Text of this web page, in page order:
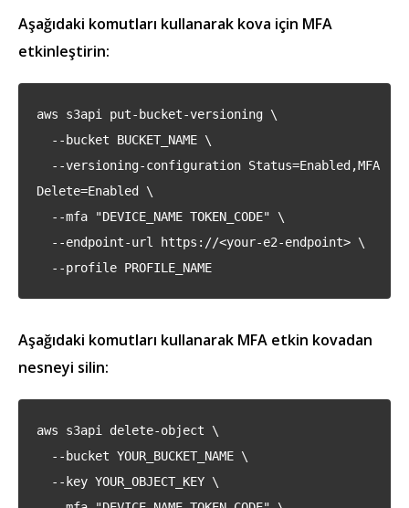
Aşağıdaki komutları kullanarak kova için MFA
etkinleştirin:
aws s3api put-bucket-versioning \
--bucket BUCKET_NAME \
--versioning-configuration Status=Enabled,MFA
Delete=Enabled \
--mfa "DEVICE_NAME TOKEN_CODE" \
--endpoint-url https://<your-e2-endpoint> \
--profile PROFILE_NAME
Aşağıdaki komutları kullanarak MFA etkin kovadan
nesneyi silin:
aws s3api delete-object \
--bucket YOUR_BUCKET_NAME \
--key YOUR_OBJECT_KEY \